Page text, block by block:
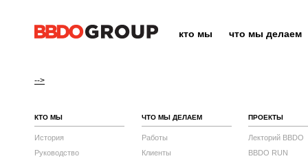
кто мы что мы делаем
-->
КТО МЫ
История
Руководство
ЧТО МЫ ДЕЛАЕМ
Работы
Клиенты
ПРОЕКТЫ
Лекторий BBDO
BBDO RUN